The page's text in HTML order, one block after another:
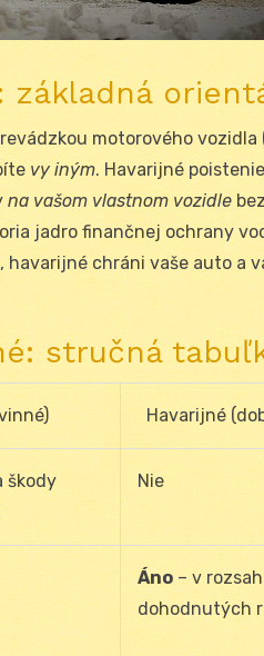
základná
motorového vozidla
vy iným. Havarijné
na vašom vlastnom vozidle
jadro finančnej ochrany
havarijné chráni vaše auto a
stručná
Havarijné
škody
Nie
Áno – v
dohodnutých